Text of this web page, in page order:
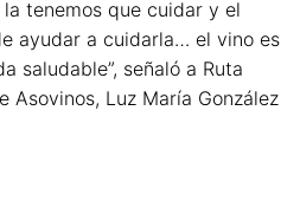
tenemos que cuidar y el
ayudar a cuidarla… el vino es
saludable”, señaló a Ruta
Asovinos, Luz María González